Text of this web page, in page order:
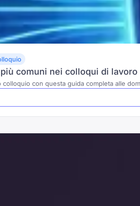
comuni nei colloqui di
colloquio con questa guida completa alle